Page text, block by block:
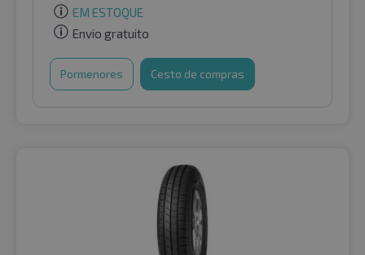
EM ESTOQUE
Envio gratuito
Pormenores Cesto de compras